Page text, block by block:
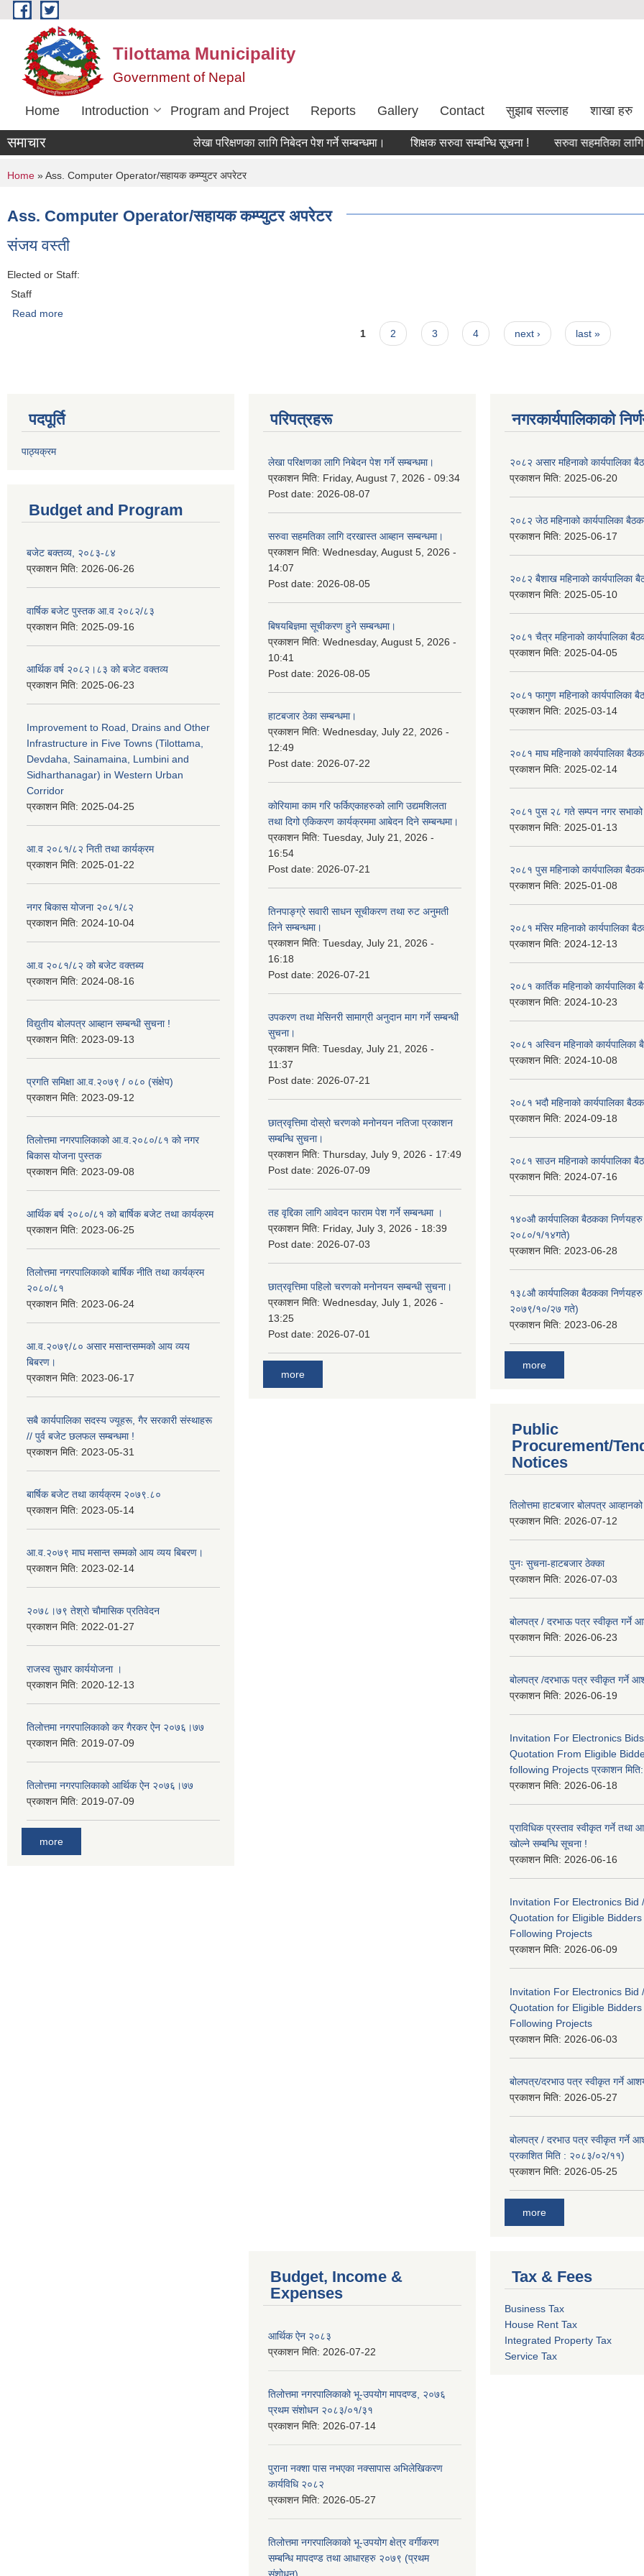
Skip to main content
Tilottama Municipality
Government of Nepal
Home Introduction Program and Project Reports Gallery Contact सुझाब सल्लाह शाखा हरु
समाचार लेखा परिक्षणका लागि निबेदन पेश गर्ने सम्बन्धमा। शिक्षक सरुवा सम्बन्धि सूचना ! सरुवा सहमतिका लागि
You are here
Home » Ass. Computer Operator/सहायक कम्प्युटर अपरेटर
Ass. Computer Operator/सहायक कम्प्युटर अपरेटर
संजय वस्ती
Elected or Staff:
Staff
Read more
1 2 3 4 next › last »
पदपूर्ति
पाठ्यक्रम
Budget and Program
बजेट बक्तव्य, २०८३-८४
प्रकाशन मिति: 2026-06-26
वार्षिक बजेट पुस्तक आ.व २०८२/८३
प्रकाशन मिति: 2025-09-16
आर्थिक वर्ष २०८२।८३ को बजेट वक्तव्य
प्रकाशन मिति: 2025-06-23
Improvement to Road, Drains and Other
Infrastructure in Five Towns (Tilottama,
Devdaha, Sainamaina, Lumbini and
Sidharthanagar) in Western Urban
Corridor
प्रकाशन मिति: 2025-04-25
आ.व २०८१/८२ निती तथा कार्यक्रम
प्रकाशन मिति: 2025-01-22
नगर बिकास योजना २०८१/८२
प्रकाशन मिति: 2024-10-04
आ.व २०८१/८२ को बजेट वक्तब्य
प्रकाशन मिति: 2024-08-16
विद्युतीय बोलपत्र आब्हान सम्बन्धी सुचना !
प्रकाशन मिति: 2023-09-13
प्रगति समिक्षा आ.व.२०७९ / ०८० (संक्षेप)
प्रकाशन मिति: 2023-09-12
तिलोत्तमा नगरपालिकाको आ.व.२०८०/८१ को नगर
बिकास योजना पुस्तक
प्रकाशन मिति: 2023-09-08
आर्थिक बर्ष २०८०/८१ को बार्षिक बजेट तथा कार्यक्रम
प्रकाशन मिति: 2023-06-25
तिलोत्तमा नगरपालिकाको बार्षिक नीति तथा कार्यक्रम
२०८०/८१
प्रकाशन मिति: 2023-06-24
आ.व.२०७९/८० असार मसान्तसम्मको आय व्यय
बिबरण।
प्रकाशन मिति: 2023-06-17
सबै कार्यपालिका सदस्य ज्यूहरू, गैर सरकारी संस्थाहरू
// पुर्व बजेट छलफल सम्बन्धमा !
प्रकाशन मिति: 2023-05-31
बार्षिक बजेट तथा कार्यक्रम २०७९.८०
प्रकाशन मिति: 2023-05-14
आ.व.२०७९ माघ मसान्त सम्मको आय व्यय बिबरण।
प्रकाशन मिति: 2023-02-14
२०७८।७९ तेश्राे चाैमासिक प्रतिवेदन
प्रकाशन मिति: 2022-01-27
राजस्व सुधार कार्ययाेजना ।
प्रकाशन मिति: 2020-12-13
तिलोत्तमा नगरपालिकाको कर गैरकर ऐन २०७६।७७
प्रकाशन मिति: 2019-07-09
तिलोत्तमा नगरपालिकाको आर्थिक ऐन २०७६।७७
प्रकाशन मिति: 2019-07-09
more
परिपत्रहरू
लेखा परिक्षणका लागि निबेदन पेश गर्ने सम्बन्धमा।
प्रकाशन मिति: Friday, August 7, 2026 - 09:34
Post date: 2026-08-07
सरुवा सहमतिका लागि दरखास्त आब्हान सम्बन्धमा।
प्रकाशन मिति: Wednesday, August 5, 2026 -
14:07
Post date: 2026-08-05
बिषयबिज्ञमा सूचीकरण हुने सम्बन्धमा।
प्रकाशन मिति: Wednesday, August 5, 2026 -
10:41
Post date: 2026-08-05
हाटबजार ठेका सम्बन्धमा।
प्रकाशन मिति: Wednesday, July 22, 2026 -
12:49
Post date: 2026-07-22
कोरियामा काम गरि फर्किएकाहरुको लागि उद्यमशिलता
तथा दिगो एकिकरण कार्यक्रममा आबेदन दिने सम्बन्धमा।
प्रकाशन मिति: Tuesday, July 21, 2026 -
16:54
Post date: 2026-07-21
तिनपाङ्ग्रे सवारी साधन सूचीकरण तथा रुट अनुमती
लिने सम्बन्धमा।
प्रकाशन मिति: Tuesday, July 21, 2026 -
16:18
Post date: 2026-07-21
उपकरण तथा मेसिनरी सामाग्री अनुदान माग गर्ने सम्बन्धी
सुचना।
प्रकाशन मिति: Tuesday, July 21, 2026 -
11:37
Post date: 2026-07-21
छात्रवृत्तिमा दोस्रो चरणको मनोनयन नतिजा प्रकाशन
सम्बन्धि सुचना।
प्रकाशन मिति: Thursday, July 9, 2026 - 17:49
Post date: 2026-07-09
तह वृद्दिका लागि आवेदन फाराम पेश गर्ने सम्बन्धमा ।
प्रकाशन मिति: Friday, July 3, 2026 - 18:39
Post date: 2026-07-03
छात्रवृत्तिमा पहिलो चरणको मनोनयन सम्बन्धी सुचना।
प्रकाशन मिति: Wednesday, July 1, 2026 -
13:25
Post date: 2026-07-01
more
नगरकार्यपालिकाकाे
२०८२ असार महिनाको कार्यपालिका
प्रकाशन मिति: 2025-06-20
२०८२ जेठ महिनाको कार्यपालिका
प्रकाशन मिति: 2025-06-17
२०८२ बैशाख महिनाको कार्यपालिका
प्रकाशन मिति: 2025-05-10
२०८१ चैत्र महिनाको कार्यपालिका
प्रकाशन मिति: 2025-04-05
२०८१ फागुण महिनाको कार्यपालिका
प्रकाशन मिति: 2025-03-14
२०८१ माघ महिनाको कार्यपालिका
प्रकाशन मिति: 2025-02-14
२०८१ पुस २८ गते सम्प‍न नगर सभाको
प्रकाशन मिति: 2025-01-13
२०८१ पुस महिनाको कार्यपालिका
प्रकाशन मिति: 2025-01-08
२०८१ मंसिर महिनाको कार्यपालिका
प्रकाशन मिति: 2024-12-13
२०८१ कार्तिक महिनाको कार्यपालिका
प्रकाशन मिति: 2024-10-23
२०८१ अस्विन महिनाको कार्यपालिका
प्रकाशन मिति: 2024-10-08
२०८१ भदौ महिनाको कार्यपालिका
प्रकाशन मिति: 2024-09-18
२०८१ साउन महिनाको कार्यपालिका
प्रकाशन मिति: 2024-07-16
१४०औ कार्यपालिका बैठकका निर्णयहरु
२०८०/१/१४गते)
प्रकाशन मिति: 2023-06-28
१३८औ कार्यपालिका बैठकका निर्णयहरु
२०७९/१०/२७ गते)
प्रकाशन मिति: 2023-06-28
more
Public
Procurement/
Notices
तिलोत्तमा हाटबजार बोलपत्र
प्रकाशन मिति: 2026-07-12
पुनः सुचना-हाटबजार ठेक्का
प्रकाशन मिति: 2026-07-03
बोलपत्र / दरभाऊ पत्र स्वीकृत गर्ने
प्रकाशन मिति: 2026-06-23
बोलपत्र /दरभाऊ पत्र स्वीकृत गर्ने
प्रकाशन मिति: 2026-06-19
Invitation For Electronics
Quotation From Eligible
following Projects प्रकाशन
प्रकाशन मिति: 2026-06-18
प्राविधिक प्रस्ताव स्वीकृत गर्ने तथा
खोल्ने सम्बन्धि सूचना !
प्रकाशन मिति: 2026-06-16
Invitation For Electronics Bid
Quotation for Eligible
Following Projects
प्रकाशन मिति: 2026-06-09
Invitation For Electronics Bid
Quotation for Eligible
Following Projects
प्रकाशन मिति: 2026-06-03
बोलपत्र/दरभाउ पत्र स्वीकृत गर्ने
प्रकाशन मिति: 2026-05-27
बोलपत्र / दरभाउ पत्र स्वीकृत गर्ने
प्रकाशित मिति : २०८३/०२/११)
प्रकाशन मिति: 2026-05-25
more
Budget, Income &
Expenses
आर्थिक ऐन २०८३
प्रकाशन मिति: 2026-07-22
तिलोत्तमा नगरपालिकाको भू-उपयोग मापदण्ड, २०७६
प्रथम संशोधन २०८३/०१/३१
प्रकाशन मिति: 2026-07-14
पुराना नक्शा पास नभएका नक्सापास अभिलेखिकरण
कार्यविधि २०८२
प्रकाशन मिति: 2026-05-27
तिलोत्तमा नगरपालिकाको भू-उपयोग क्षेत्र वर्गीकरण
सम्बन्धि मापदण्ड तथा आधारहरु २०७९ (प्रथम
संशोधन)
Tax & Fees
Business Tax
House Rent Tax
Integrated Property Tax
Service Tax